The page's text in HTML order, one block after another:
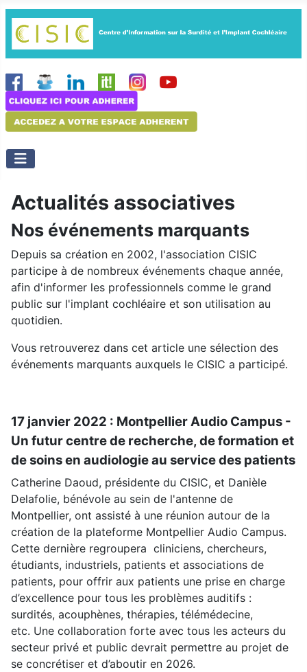
Actualités associatives
Nos événements marquants
Depuis sa création en 2002, l'association CISIC
participe à de nombreux événements chaque année,
afin d'informer les professionnels comme le grand
public sur l'implant cochléaire et son utilisation au
quotidien.
Vous retrouverez dans cet article une sélection des
événements marquants auxquels le CISIC a participé.
17 janvier 2022 : Montpellier Audio Campus -
Un futur centre de recherche, de formation et
de soins en audiologie au service des patients
Catherine Daoud, présidente du CISIC, et Danièle
Delafolie, bénévole au sein de l'antenne de
Montpellier, ont assisté à une réunion autour de la
création de la plateforme Montpellier Audio Campus.
Cette dernière regroupera cliniciens, chercheurs,
étudiants, industriels, patients et associations de
patients, pour offrir aux patients une prise en charge
d’excellence pour tous les problèmes auditifs :
surdités, acouphènes, thérapies, télémédecine,
etc. Une collaboration forte avec tous les acteurs du
secteur privé et public devrait permettre au projet de
se concrétiser et d’aboutir en 2026.